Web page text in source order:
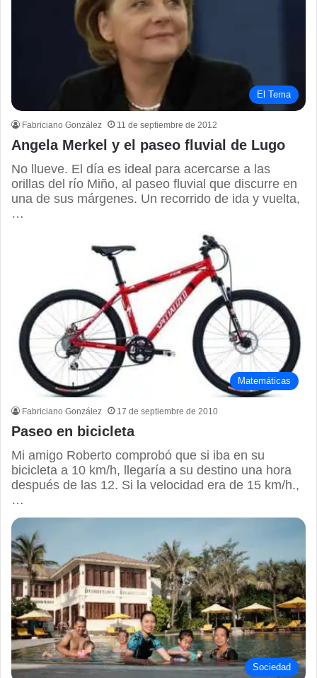
El Tema
Fabriciano González 11 de septiembre de 2012
Angela Merkel y el paseo fluvial de Lugo
No llueve. El día es ideal para acercarse a las
orillas del río Miño, al paseo fluvial que discurre en
una de sus márgenes. Un recorrido de ida y vuelta,
…
Matemáticas
Fabriciano González 17 de septiembre de 2010
Paseo en bicicleta
Mi amigo Roberto comprobó que si iba en su
bicicleta a 10 km/h, llegaría a su destino una hora
después de las 12. Si la velocidad era de 15 km/h.,
…
Sociedad